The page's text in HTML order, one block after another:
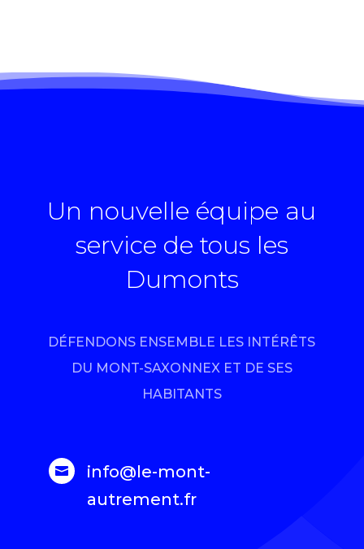
Un nouvelle équipe au
service de tous les
Dumonts
DÉFENDONS ENSEMBLE LES INTÉRÊTS
DU MONT-SAXONNEX ET DE SES
HABITANTS

info@le-mont-
autrement.fr